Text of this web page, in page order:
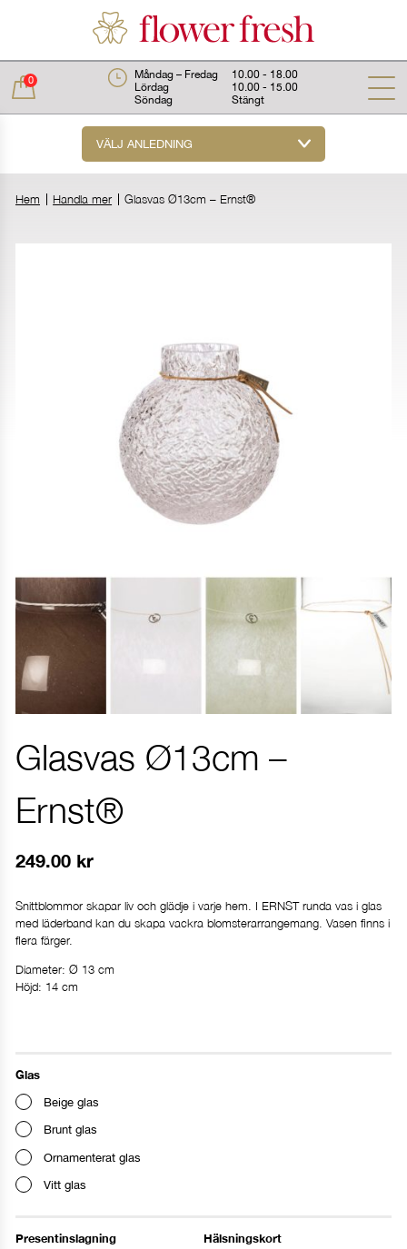
0 Måndag – Fredag
10.00 - 18.00
Lördag
10.00 - 15.00
Söndag
Stängt
VÄLJ ANLEDNING
0 kr
Hem Handla mer Glasvas Ø13cm – Ernst®
Glasvas Ø13cm –
Ernst®
249.00 kr
Snittblommor skapar liv och glädje i varje hem. I ERNST runda vas i glas
med läderband kan du skapa vackra blomsterarrangemang. Vasen finns i
flera färger.
Diameter: Ø 13 cm
Höjd: 14 cm
Glas
Beige glas
Brunt glas
Ornamenterat glas
Vitt glas
Presentinslagning Hälsningskort
Ange leveransdag